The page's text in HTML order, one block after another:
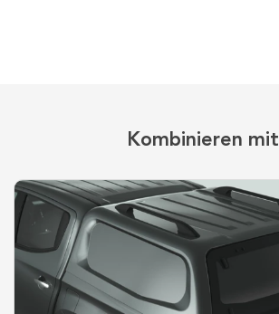
Kombinieren mit